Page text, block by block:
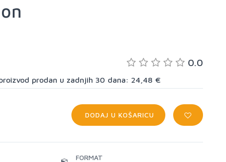
0.0
prodan u zadnjih 30 dana: 24,48 €
DODAJ U KOŠARICU
FORMAT